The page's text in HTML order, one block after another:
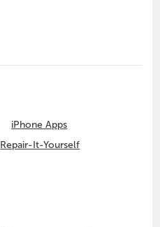
iPhone Apps
Repair-It-Yourself